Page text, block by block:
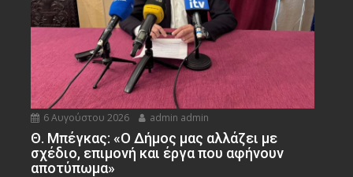
6 Αυγούστου 2026 admin admin
Θ. Μπέγκας: «Ο Δήμος μας αλλάζει με
σχέδιο, επιμονή και έργα που αφήνουν
αποτύπωμα»